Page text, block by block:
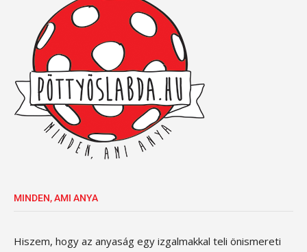
MINDEN, AMI ANYA
Hiszem, hogy az anyaság egy izgalmakkal teli önismereti